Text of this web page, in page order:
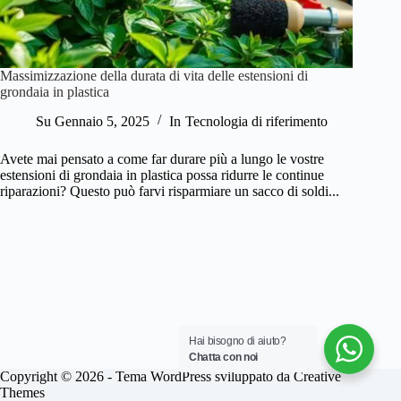
Massimizzazione della durata di vita delle estensioni di
grondaia in plastica
Su Gennaio 5, 2025 In Tecnologia di riferimento
Avete mai pensato a come far durare più a lungo le vostre
estensioni di grondaia in plastica possa ridurre le continue
riparazioni? Questo può farvi risparmiare un sacco di soldi...
Copyright © 2026 - Tema WordPress sviluppato da Creative
Themes
Hai bisogno di aiuto?
Chatta con noi